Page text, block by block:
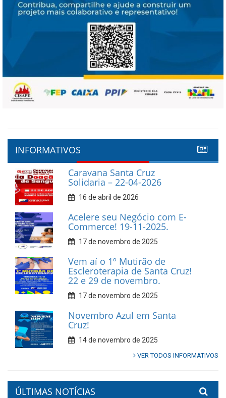
INFORMATIVOS
Caravana Santa Cruz
Solidaria – 22-04-2026
16 de abril de 2026
Acelere seu Negócio com E-
Commerce! 19-11-2025.
17 de novembro de 2025
Vem aí o 1º Mutirão de
Escleroterapia de Santa Cruz!
22 e 29 de novembro.
17 de novembro de 2025
Novembro Azul em Santa
Cruz!
14 de novembro de 2025
VER TODOS INFORMATIVOS
ÚLTIMAS NOTÍCIAS